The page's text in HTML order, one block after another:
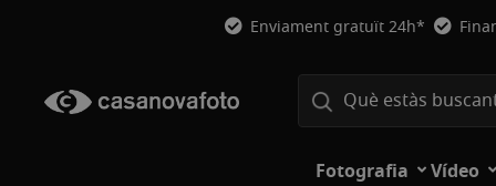
Enviament gratuït 24h*
Fotografia Vídeo